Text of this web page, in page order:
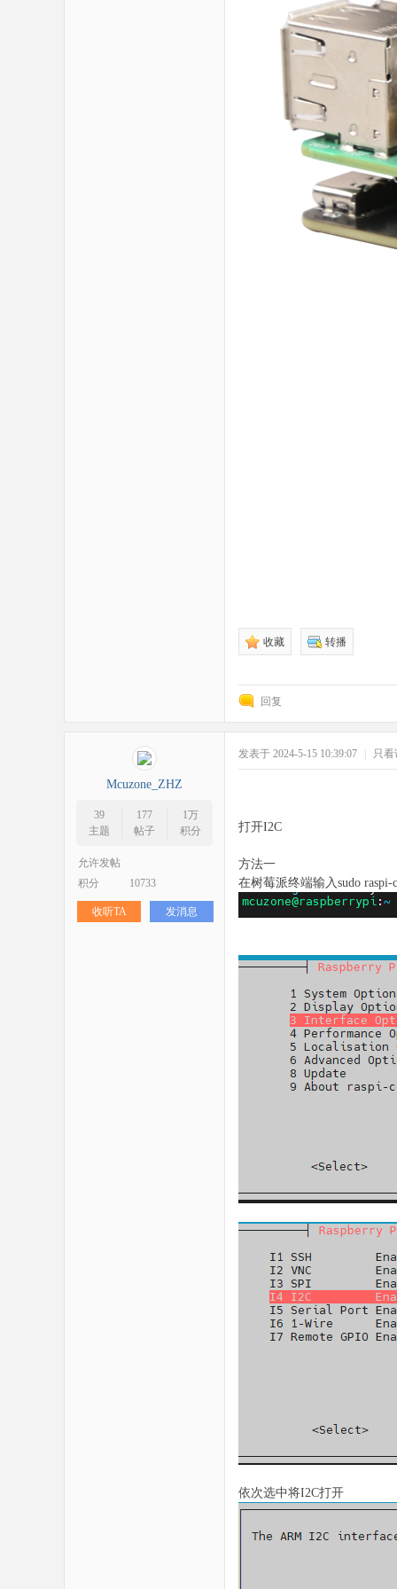
收藏 转播
回复
Mcuzone_ZHZ
39
主题
177
帖子
1万
积分
允许发帖
积分
10733
收听TA 发消息
发表于 2024-5-15 10:39:07 只看
打开I2C
方法一
在树莓派终端输入sudo raspi-
依次选中将I2C打开